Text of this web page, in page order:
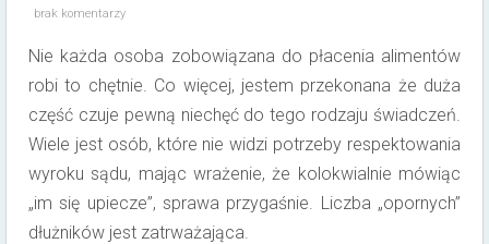
brak komentarzy
Nie każda osoba zobowiązana do płacenia alimentów
robi to chętnie. Co więcej, jestem przekonana że duża
część czuje pewną niechęć do tego rodzaju świadczeń.
Wiele jest osób, które nie widzi potrzeby respektowania
wyroku sądu, mając wrażenie, że kolokwialnie mówiąc
„im się upiecze”, sprawa przygaśnie. Liczba „opornych”
dłużników jest zatrważająca.